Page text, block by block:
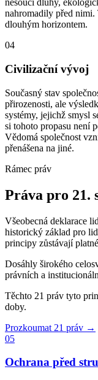
nesoucí dluhy,
nahromadily před
dlouhým horizontem.
04
Civilizační vývoj
Současný stav
přirozenosti, ale
systémy, jejichž smysl
si tohoto propasu není
Vědomá společnost
přenášena na jiné.
Rámec práv
Práva pro 21.
Všeobecná deklarace
historický základ pro
principy zůstávají
Dosáhly širokého
právních a
Těchto 21 práv tyto
doby.
Prozkoumat 21 práv →
05
Ochrana před